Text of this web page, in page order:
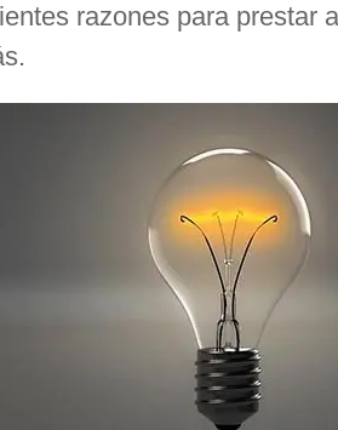
razones para prestar